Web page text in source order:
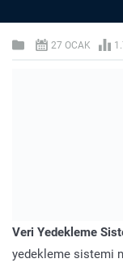
27 OCAK
Veri Yedekleme
yedekleme sistemi